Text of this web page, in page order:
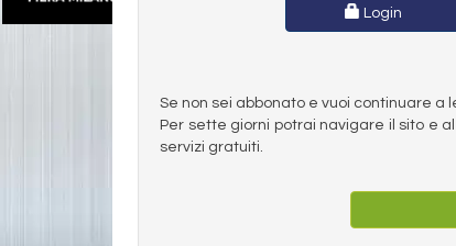
Login
Se non sei abbonato e vuoi continuare a
Per sette giorni potrai navigare il sito e
servizi gratuiti.